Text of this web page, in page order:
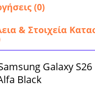
(0)
& Στοιχεία
Galaxy
Black